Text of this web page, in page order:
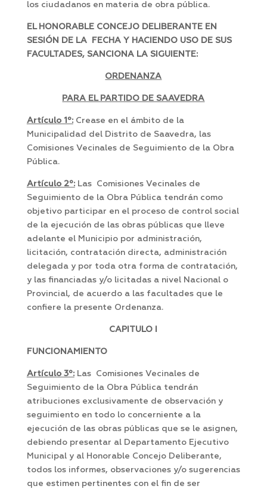
los ciudadanos en materia de obra pública.
EL HONORABLE CONCEJO DELIBERANTE EN
SESIÓN DE LA FECHA Y HACIENDO USO DE SUS
FACULTADES, SANCIONA LA SIGUIENTE:
ORDENANZA
PARA EL PARTIDO DE SAAVEDRA
Artículo 1º:Crease en el ámbito de la
Municipalidad del Distrito de Saavedra, las
Comisiones Vecinales de Seguimiento de la Obra
Pública.
Artículo 2º:Las Comisiones Vecinales de
Seguimiento de la Obra Pública tendrán como
objetivo participar en el proceso de control social
de la ejecución de las obras públicas que lleve
adelante el Municipio por administración,
licitación, contratación directa, administración
delegada y por toda otra forma de contratación,
y las financiadas y/o licitadas a nivel Nacional o
Provincial, de acuerdo a las facultades que le
confiere la presente Ordenanza.
CAPITULO I
FUNCIONAMIENTO
Artículo 3º:Las Comisiones Vecinales de
Seguimiento de la Obra Pública tendrán
atribuciones exclusivamente de observación y
seguimiento en todo lo concerniente a la
ejecución de las obras públicas que se le asignen,
debiendo presentar al Departamento Ejecutivo
Municipal y al Honorable Concejo Deliberante,
todos los informes, observaciones y/o sugerencias
que estimen pertinentes con el fin de ser